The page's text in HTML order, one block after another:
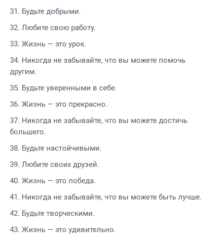
Будьте добрыми.
Любите свою работу.
Жизнь — это урок.
Никогда не забывайте, что вы можете помочь
другим.
Будьте уверенными в себе.
Жизнь — это прекрасно.
Никогда не забывайте, что вы можете достичь
большего.
Будьте настойчивыми.
Любите своих друзей.
Жизнь — это победа.
Никогда не забывайте, что вы можете быть лучше.
Будьте творческими.
Жизнь — это удивительно.